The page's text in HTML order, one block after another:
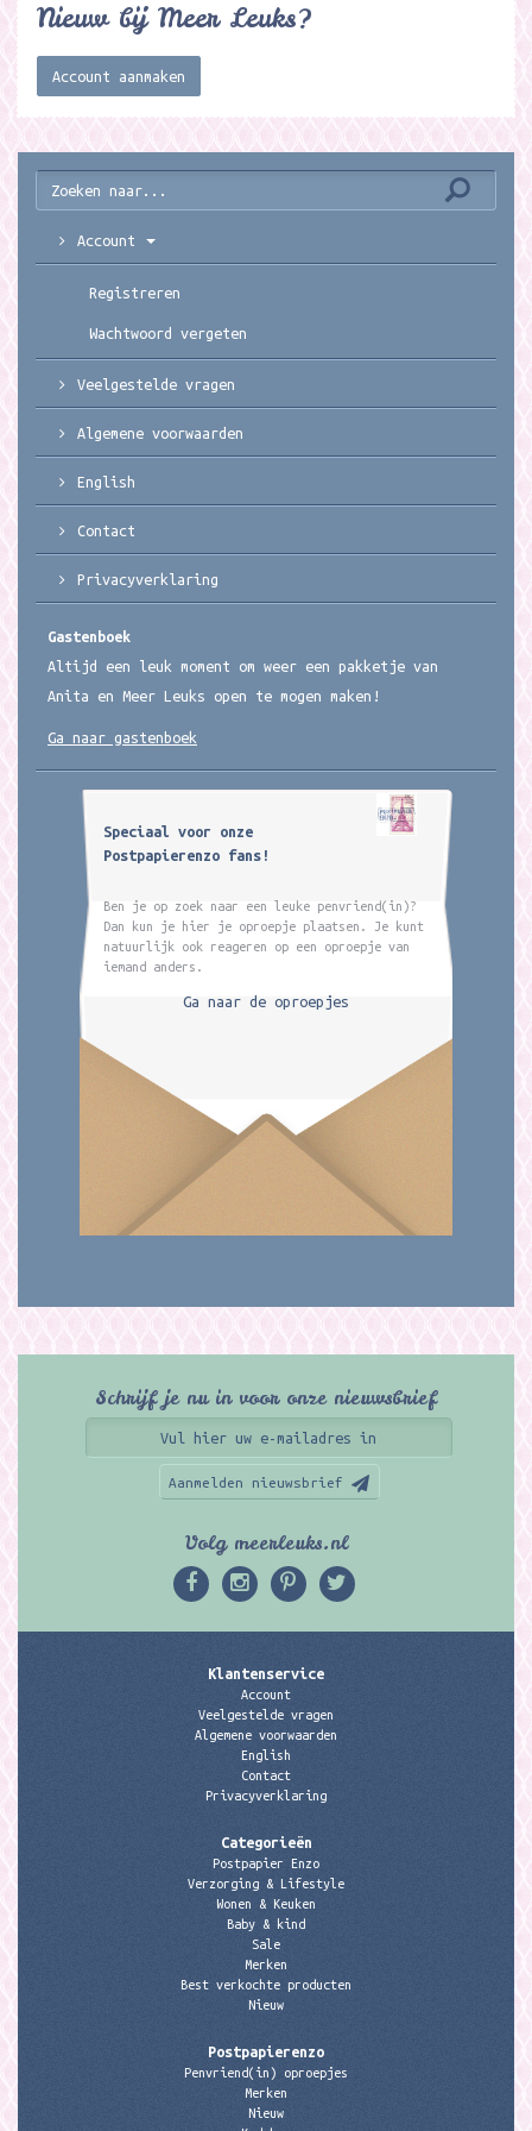
Nieuw bij Meer Leuks?
Account aanmaken
Account
Registreren
Wachtwoord vergeten
Veelgestelde vragen
Algemene voorwaarden
English
Contact
Privacyverklaring
Gastenboek
Altijd een leuk moment om weer een pakketje van
Anita en Meer Leuks open te mogen maken!
Ga naar gastenboek
Speciaal voor onze
Postpapierenzo fans!
Ben je op zoek naar een leuke penvriend(in)?
Dan kun je hier je oproepje plaatsen. Je kunt
natuurlijk ook reageren op een oproepje van
iemand anders.
Ga naar de oproepjes
Schrijf je nu in voor onze nieuwsbrief
Aanmelden nieuwsbrief
Volg meerleuks.nl
Klantenservice
Account
Veelgestelde vragen
Algemene voorwaarden
English
Contact
Privacyverklaring
Categorieën
Postpapier Enzo
Verzorging & Lifestyle
Wonen & Keuken
Baby & kind
Sale
Merken
Best verkochte producten
Nieuw
Postpapierenzo
Penvriend(in) oproepjes
Merken
Nieuw